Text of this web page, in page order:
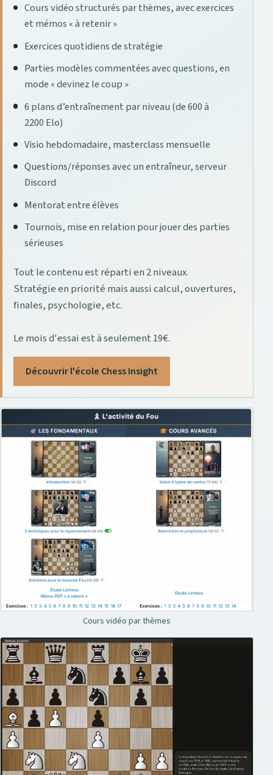
Cours vidéo structurés par thèmes, avec exercices
et mémos « à retenir »
Exercices quotidiens de stratégie
Parties modèles commentées avec questions, en
mode « devinez le coup »
6 plans d’entraînement par niveau (de 600 à
2200 Elo)
Visio hebdomadaire, masterclass mensuelle
Questions/réponses avec un entraîneur, serveur
Discord
Mentorat entre élèves
Tournois, mise en relation pour jouer des parties
sérieuses
Tout le contenu est réparti en 2 niveaux.
Stratégie en priorité mais aussi calcul, ouvertures,
finales, psychologie, etc.
Le mois d'essai est à seulement 19€.
Découvrir l'école Chess Insight
Cours vidéo par thèmes